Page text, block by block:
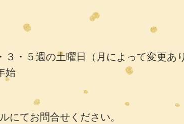
・５週の土曜日（月によって変更あ
にてお問合せください。